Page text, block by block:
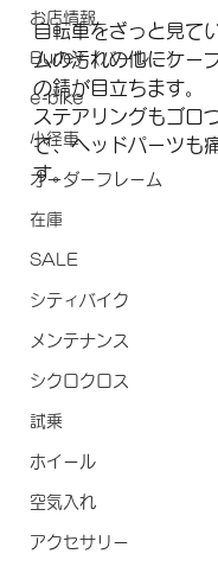
お店情報
Burley（バーレー）
e-bike
小径車
オーダーフレーム
在庫
SALE
シティバイク
メンテナンス
シクロクロス
試乗
ホイール
空気入れ
アクセサリー
自転車をざっと見て
ムの汚れの他にケー
の錆が目立ちます。
ステアリングもゴロ
で、ヘッドパーツも
す。